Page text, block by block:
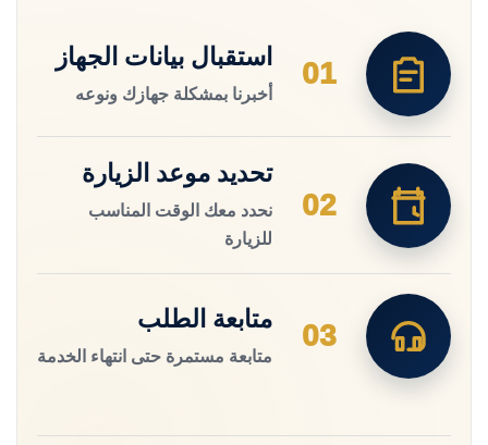
01
استقبال بيانات الجهاز
أخبرنا بمشكلة جهازك ونوعه
02
تحديد موعد الزيارة
نحدد معك الوقت المناسب
للزيارة
03
متابعة الطلب
متابعة مستمرة حتى انتهاء الخدمة